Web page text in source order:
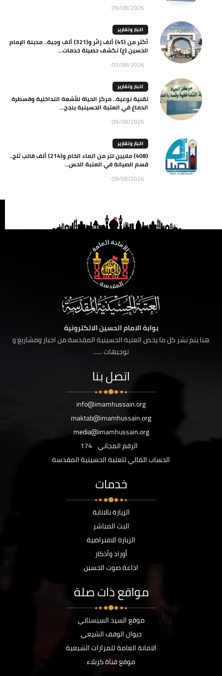
09/08/2026
اخبار وتقارير
أكثر من (45) ألف زائر و(321) ألف وجبة.. مدينة الإمام
الحسين (ع) تكشف حصيلة خدمات...
09/08/2026
اخبار وتقارير
تقنية نوعية.. مركز الحياة للأشعة التداخلية وقسطرة
الدماغ في العتبة الحسينية ينجح...
09/08/2026
اخبار وتقارير
(408) ملايين لتر من الماء الخام و(214) ألف قالب ثلج..
قسم الصيانة في العتبة الحس...
09/08/2026
بوابة الامام الحسين الالكترونية
هنا يتم نشر كل ما يخص العتبة الحسينية المقدسة من اخبار ومشاريع و
توجيهات ......
اتصل بنا
info@imamhussain.org
maktab@imamhussain.org
media@imamhussain.org
الرقم المجاني 174
الحساب المالي للعتبة الحسينية المقدسة
خدمات
الزيارة بالانابة
البث المباشر
الزيارة الافتراضية
أوراد وأذكار
اذاعة صوت الحسين
مواقع ذات صلة
موقع السيد السيستاني
ديوان الوقف الشيعي
الامانة العامة للمزارات الشيعية
موقع قناة كربلاء